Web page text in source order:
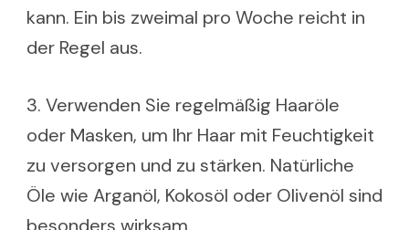
kann. Ein bis zweimal pro Woche reicht in
der Regel aus.
3. Verwenden Sie regelmäßig Haaröle
oder Masken, um Ihr Haar mit Feuchtigkeit
zu versorgen und zu stärken. Natürliche
Öle wie Arganöl, Kokosöl oder Olivenöl sind
besonders wirksam.